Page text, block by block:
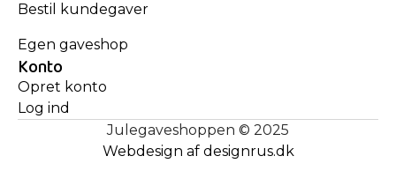
Bestil kundegaver
Egen gaveshop
Konto
Opret konto
Log ind
Julegaveshoppen © 2025
Webdesign af designrus.dk